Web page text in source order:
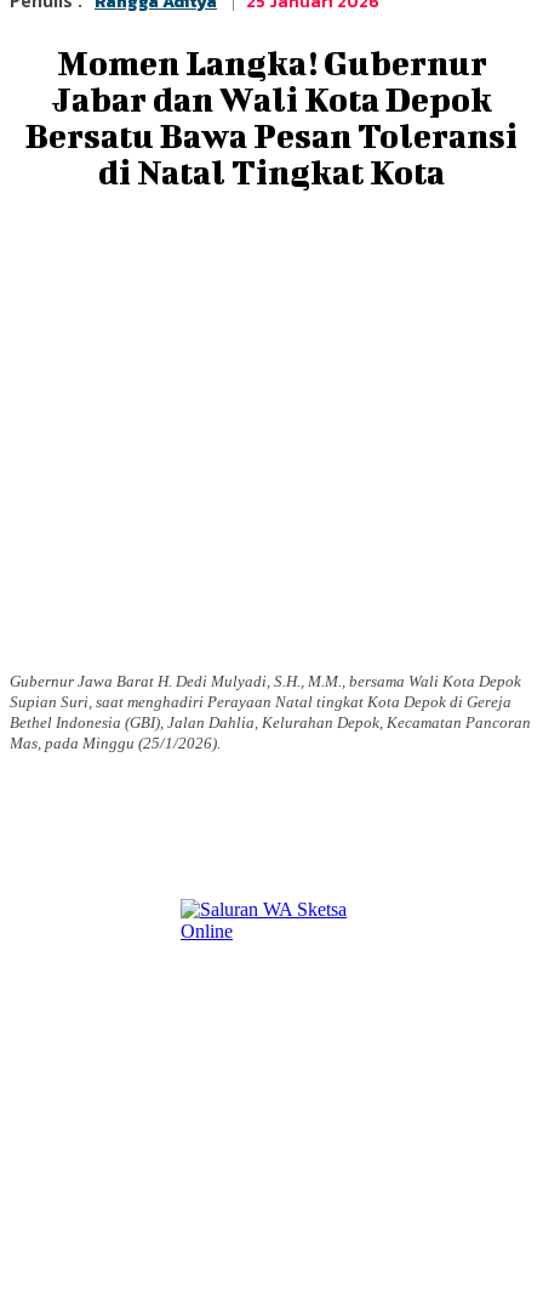
Momen Langka! Gubernur
Jabar dan Wali Kota Depok
Bersatu Bawa Pesan Toleransi
di Natal Tingkat Kota
Gubernur Jawa Barat H. Dedi Mulyadi, S.H., M.M., bersama Wali Kota Depok
Supian Suri, saat menghadiri Perayaan Natal tingkat Kota Depok di Gereja
Bethel Indonesia (GBI), Jalan Dahlia, Kelurahan Depok, Kecamatan Pancoran
Mas, pada Minggu (25/1/2026).